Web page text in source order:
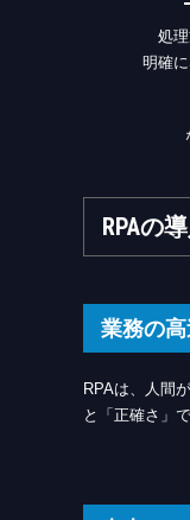
処
明確
RPAの
業務の
RPAは、人間
と「正確さ」